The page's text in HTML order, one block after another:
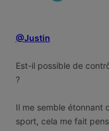
@Justin
Est-il possible de
?
Il me semble étonnant
sport, cela me fait